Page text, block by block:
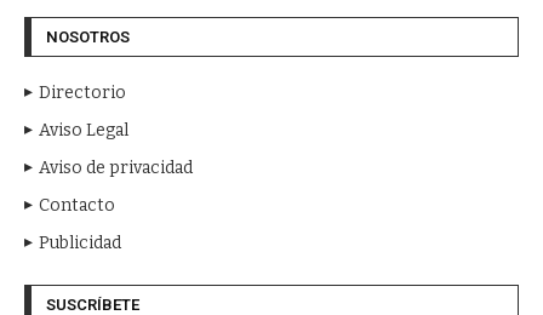
NOSOTROS
Directorio
Aviso Legal
Aviso de privacidad
Contacto
Publicidad
SUSCRÍBETE